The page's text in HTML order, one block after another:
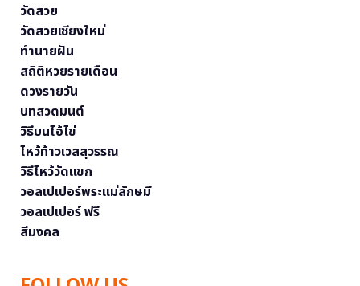
วัดสวย
วัดสวยเชียงใหม่
ทำนายฝัน
สถิติหวยรายเดือน
ดวงรายวัน
บทสวดมนต์
วิธีบนไอ้ไข่
ไหว้ท้าวเวสสุวรรณ
วิธีไหว้วัดแขก
วอลเปเปอร์พระแม่ลักษมี
วอลเปเปอร์ ฟรี
สีมงคล